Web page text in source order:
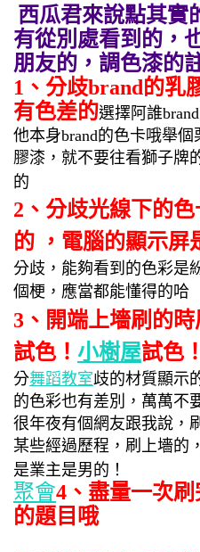
西瓜君來說點其實
有從別處看到的，
朋友的，調色漆的
1、分歧brand的乳
有色差的選擇阿誰
他本身brand的色卡哦舉個
膠漆，就不要往看獅子牌
的
2、分歧光線下的
的 ，電腦的顯示屏
分歧，能夠看到的色彩是
個梗，應當都能懂得的哈
3、開端上墻刷的
試色！ 小樹屋試色
分舞蹈教室歧的材質顯示
的色彩也有差別，萬萬不
很年夜有個網友跟我說，
某些經過歷程，刷上墻的
是業主是男的！
聚會4、盡量一次
的題目哦